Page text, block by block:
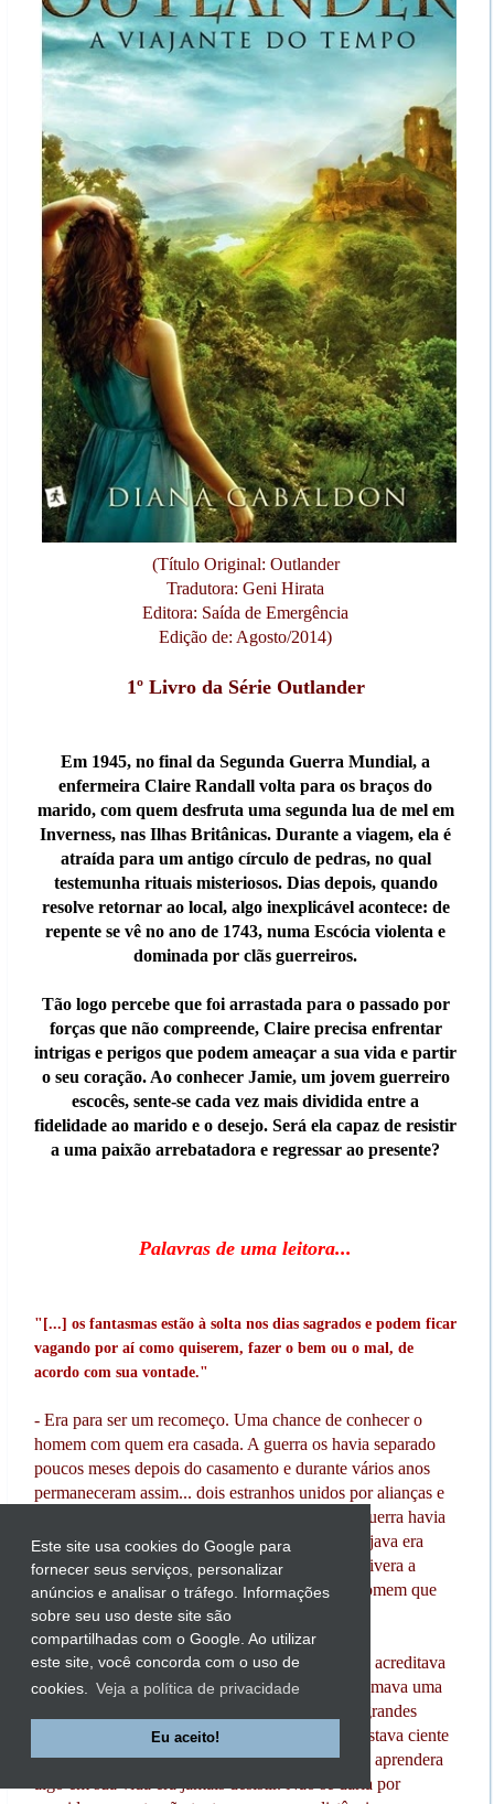
Este site usa cookies do Google para
fornecer seus serviços, personalizar
anúncios e analisar o tráfego. Informações
sobre seu uso deste site são
compartilhadas com o Google. Ao utilizar
este site, você concorda com o uso de
cookies.
Veja a política de privacidade
Eu aceito!
(Título Original: Outlander
Tradutora: Geni Hirata
Editora: Saída de Emergência
Edição de: Agosto/2014)
1º Livro da Série Outlander
Em 1945, no final da Segunda Guerra Mundial, a
enfermeira Claire Randall volta para os braços do
marido, com quem desfruta uma segunda lua de mel em
Inverness, nas Ilhas Britânicas. Durante a viagem, ela é
atraída para um antigo círculo de pedras, no qual
testemunha rituais misteriosos. Dias depois, quando
resolve retornar ao local, algo inexplicável acontece: de
repente se vê no ano de 1743, numa Escócia violenta e
dominada por clãs guerreiros.
Tão logo percebe que foi arrastada para o passado por
forças que não compreende, Claire precisa enfrentar
intrigas e perigos que podem ameaçar a sua vida e partir
o seu coração. Ao conhecer Jamie, um jovem guerreiro
escocês, sente-se cada vez mais dividida entre a
fidelidade ao marido e o desejo. Será ela capaz de resistir
a uma paixão arrebatadora e regressar ao presente?
Palavras de uma leitora...
"[...] os fantasmas estão à solta nos dias sagrados e podem ficar
vagando por aí como quiserem, fazer o bem ou o mal, de
acordo com sua vontade."
- Era para ser um recomeço. Uma chance de conhecer o
homem com quem era casada. A guerra os havia separado
poucos meses depois do casamento e durante vários anos
permaneceram assim... dois estranhos unidos por alianças e
assinaturas num pedaço de papel. Agora que a guerra havia
finalmente chegado ao fim, tudo que Claire desejava era
salvar seu casamento. Construir aquilo que não tivera a
chance de construir.Uma família. Ao lado do homem que
amava.
Ela sabia que não seria fácil. Era tolo aquele que acreditava
que a distância não significava nada quando se amava uma
pessoa. O tempo... a distância podem provocar grandes
estragos. Rachaduras, até mesmo no amor. Ela estava ciente
dos danos que causara ao seu casamento, mas se aprendera
algo em sua vida era jamais desistir. Não se daria por